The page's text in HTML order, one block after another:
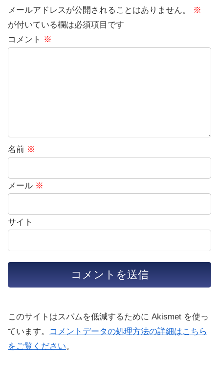
メールアドレスが公開されることはありません。
※
が付いている欄は必須項目です
コメント ※
名前 ※
メール ※
サイト
このサイトはスパムを低減するために Akismet を使っ
ています。
コメントデータの処理方法の詳細はこちら
をご覧ください。